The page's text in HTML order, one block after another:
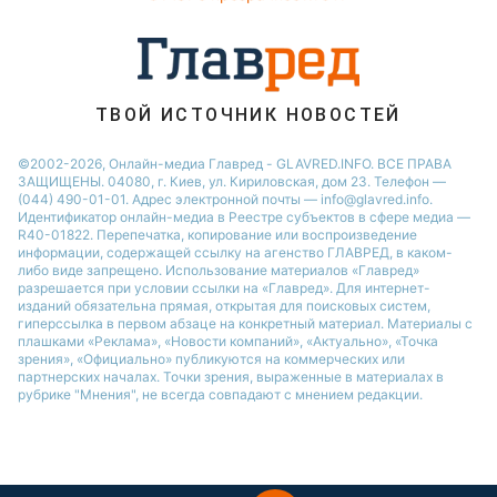
ТВОЙ ИСТОЧНИК НОВОСТЕЙ
©2002-2026, Онлайн-медиа Главред - GLAVRED.INFO. ВСЕ ПРАВА
ЗАЩИЩЕНЫ. 04080, г. Киев, ул. Кириловская, дом 23. Телефон —
(044) 490-01-01. Адрес электронной почты — info@glavred.info.
Идентификатор онлайн-медиа в Реестре cубъектов в сфере медиа —
R40-01822. Перепечатка, копирование или воспроизведение
информации, содержащей ссылку на агенство ГЛАВРЕД, в каком-
либо виде запрещено. Использование материалов «Главред»
разрешается при условии ссылки на «Главред». Для интернет-
изданий обязательна прямая, открытая для поисковых систем,
гиперссылка в первом абзаце на конкретный материал. Материалы с
плашками «Реклама», «Новости компаний», «Актуально», «Точка
зрения», «Официально» публикуются на коммерческих или
партнерских началах. Точки зрения, выраженные в материалах в
рубрике "Мнения", не всегда совпадают с мнением редакции.